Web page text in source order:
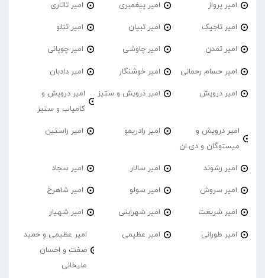
امیر پرواز امیر پیغمبری امیر تاتاری
امیر تاجیک امیر تبیان امیر تتلو
امیر تمدن امیر چاوشی امیر چوپانی
امیر حسام رحمانی امیر خوشنگار امیر دادبان
امیر درویش امیر درویش و ستیز
امیر درویش و
کامیاب و ستیز
امیر درویش و
میستوگان و دی.ان
امیر رادریمو امیر راستین
امیر رشوند امیر سالار امیر سجاد
امیر سروش امیر سولو امیر شاهرخ
امیر شریعت امیر شهراینی امیر شهیار
امیر طورانی امیر عظیمی
امیر عظیمی و حمید
صفت و احسان
علیخانی